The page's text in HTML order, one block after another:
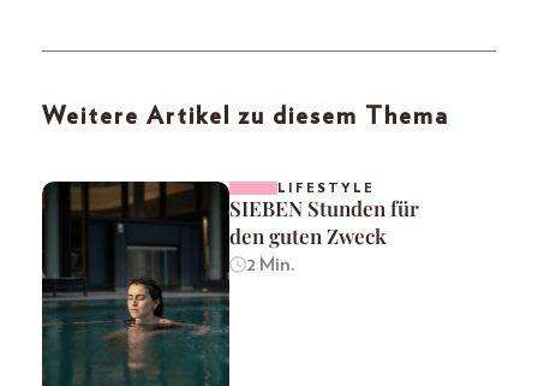
Weitere Artikel zu diesem Thema
LIFESTYLE
SIEBEN Stunden für
den guten Zweck
2 Min.